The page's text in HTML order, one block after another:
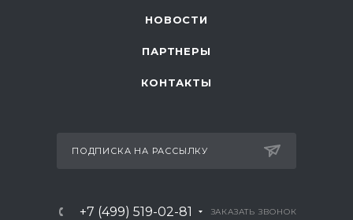
НОВОСТИ
ПАРТНЕРЫ
КОНТАКТЫ
ПОДПИСКА НА РАССЫЛКУ
+7 (499) 519-02-81 ЗАКАЗАТЬ ЗВОНОК